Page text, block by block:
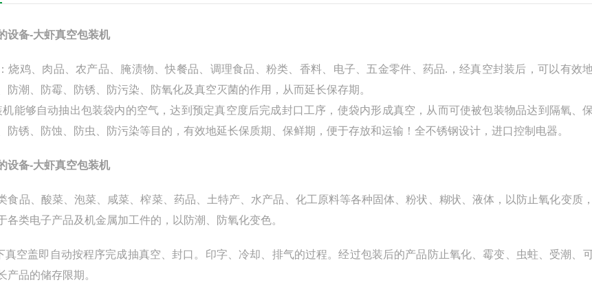
设备-大虾真空包装机
烧鸡、肉品、农产品、腌渍物、快餐品、调理食品、粉类、香料、电子、五金零件、药品.，经真空封装后，可以有效
防潮、防霉、防锈、防污染、防氧化及真空灭菌的作用，从而延长保存期。
机能够自动抽出包装袋内的空气，达到预定真空度后完成封口工序，使袋内形成真空，从而可使被包装物品达到隔氧、
防锈、防蚀、防虫、防污染等目的，有效地延长保质期、保鲜期，便于存放和运输！ 全不锈钢设计，进口控制电器。
设备-大虾真空包装机
食品、酸菜、泡菜、咸菜、榨菜、药品、土特产、水产品、化工原料等各种固体、粉状、糊状、液体，以防止氧化变质
各类电子产品及机金属加工件的，以防潮、防氧化变色。
真空盖即自动按程序完成抽真空、封口。印字、冷却、排气的过程。经过包装后的产品防止氧化、霉变、虫蛀、受潮、
产品的储存限期。